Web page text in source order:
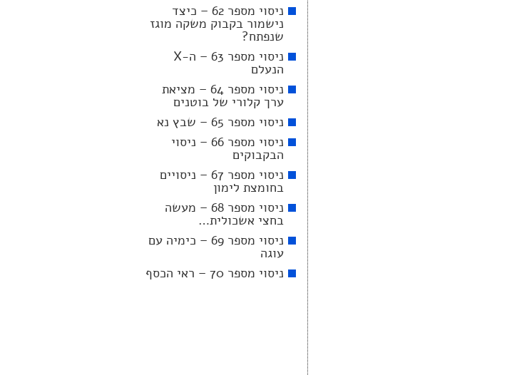
ניסוי מספר 62 – כיצד
נישמור בקבוק משקה מוגז
שנפתח?
ניסוי מספר 63 – ה-X
הנעלם
ניסוי מספר 64 – מציאת
ערך קלורי של בוטנים
ניסוי מספר 65 – שבץ נא
ניסוי מספר 66 – ניסוי
הבקבוקים
ניסוי מספר 67 – ניסויים
בחומצת לימון
ניסוי מספר 68 – מעשה
בחצי אשכולית…
ניסוי מספר 69 – כימיה עם
עוגה
ניסוי מספר 70 – ראי הכסף